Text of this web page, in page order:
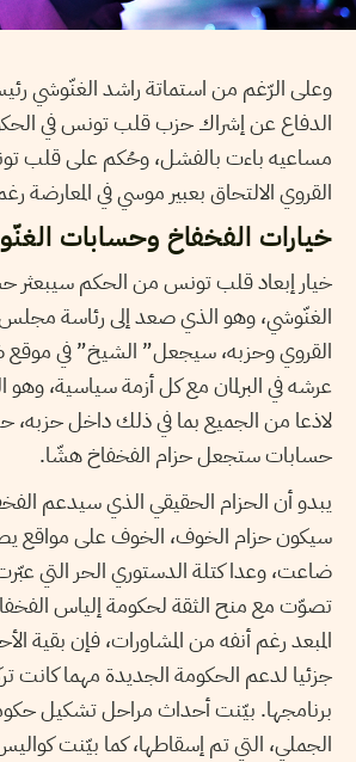
وعلى الرّغم من استماتة راشد الغنّوشي
الدفاع عن إشراك حزب قلب تونس في
مساعيه باءت بالفشل، وحُكم على قلب
القروي الالتحاق بعبير موسي في المعارضة
خيارات الفخفاخ وحسابات
خيار إبعاد قلب تونس من الحكم سيبعثر
الغنّوشي، وهو الذي صعد إلى رئاسة
القروي وحزبه، سيجعل” الشيخ” في
عرشه في البرلمان مع كل أزمة سياسية، وهو
لاذعا من الجميع بما في ذلك داخل حزبه،
حسابات ستجعل حزام الفخفاخ هشّا.
يبدو أن الحزام الحقيقي الذي سيدعم
سيكون حزام الخوف، الخوف على مواقع
ضاعت، وعدا كتلة الدستوري الحر التي
تصوّت مع منح الثقة لحكومة إلياس
المبعد رغم أنفه من المشاورات، فإن بقية
جزئيا لدعم الحكومة الجديدة مهما كانت
برنامجها. بيّنت أحداث مراحل تشكيل
الجملي، التي تم إسقاطها، كما بيّنت